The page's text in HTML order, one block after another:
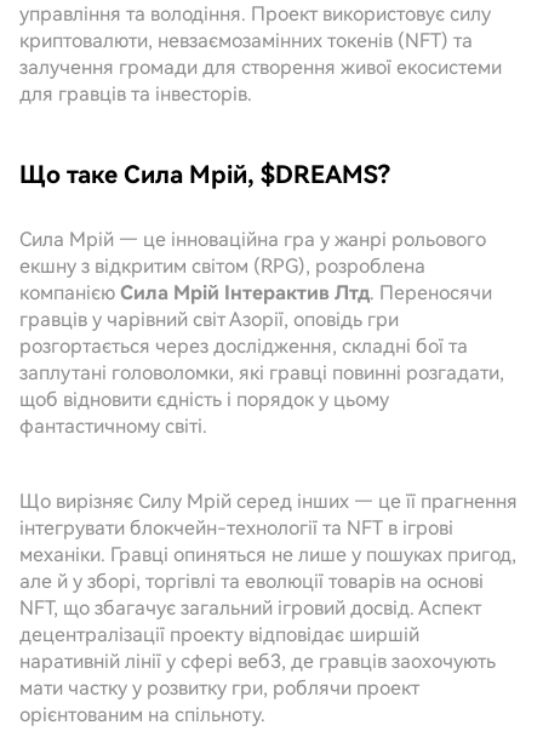
управління та володіння. Проект використовує силу
криптовалюти, невзаємозамінних токенів (NFT) та
залучення громади для створення живої екосистеми
для гравців та інвесторів.
Що таке Сила Мрій, $DREAMS?
Сила Мрій — це інноваційна гра у жанрі рольового
екшну з відкритим світом (RPG), розроблена
компанією Сила Мрій Інтерактив Лтд. Переносячи
гравців у чарівний світ Азорії, оповідь гри
розгортається через дослідження, складні бої та
заплутані головоломки, які гравці повинні розгадати,
щоб відновити єдність і порядок у цьому
фантастичному світі.
Що вирізняє Силу Мрій серед інших — це її прагнення
інтегрувати блокчейн-технології та NFT в ігрові
механіки. Гравці опиняться не лише у пошуках пригод,
але й у зборі, торгівлі та еволюції товарів на основі
NFT, що збагачує загальний ігровий досвід. Аспект
децентралізації проекту відповідає ширшій
наративній лінії у сфері веб3, де гравців заохочують
мати частку у розвитку гри, роблячи проект
орієнтованим на спільноту.